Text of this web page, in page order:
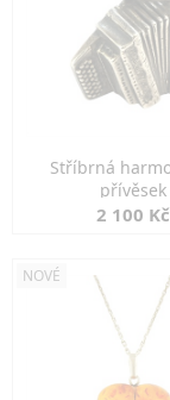
Stříbrná
přívěsek
2 100 Kč
NOVÉ